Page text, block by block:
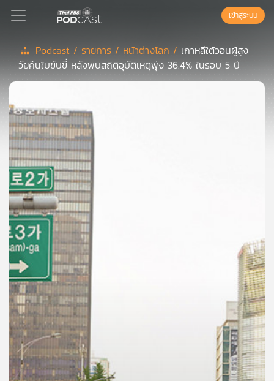
Podcast
เพล
ย์
ลิ
สต์
แนะนำ
เพล
ย์
ลิ
สต์
ของ
คุณ
เพลง
บทความ
เข้าสู่ระบบ
Podcast / รายการ / หน้าต่างโลก / เกาหลีใต้วอนผู้สูง
วัยคืนใบขับขี่ หลังพบสถิติอุบัติเหตุพุ่ง 36.4% ในรอบ 5 ปี